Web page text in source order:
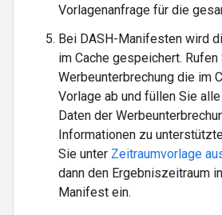
Vorlagenanfrage für die
Bei DASH-Manifesten wird
im Cache gespeichert.
Werbeunterbrechung die im
Vorlage ab und füllen Sie
Daten der
Informationen zu
Sie unter Zeitraumvorlage
dann den Ergebniszeitraum
Manifest ein.